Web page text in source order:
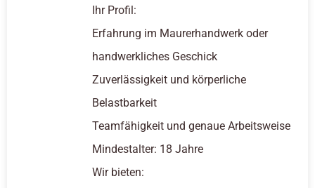
Ihr Profil:
Erfahrung im Maurerhandwerk oder
handwerkliches Geschick
Zuverlässigkeit und körperliche
Belastbarkeit
Teamfähigkeit und genaue Arbeitsweise
Mindestalter: 18 Jahre
Wir bieten: